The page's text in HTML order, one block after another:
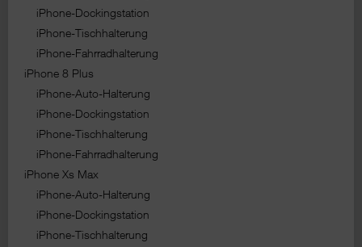
iPhone-Dockingstation
iPhone-Tischhalterung
iPhone-Fahrradhalterung
iPhone 8 Plus
iPhone-Auto-Halterung
iPhone-Dockingstation
iPhone-Tischhalterung
iPhone-Fahrradhalterung
iPhone Xs Max
iPhone-Auto-Halterung
iPhone-Dockingstation
iPhone-Tischhalterung